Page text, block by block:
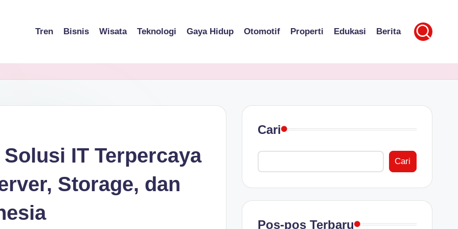
Tren Bisnis Wisata Teknologi Gaya Hidup Otomotif Properti Edukasi Berita
IT Terpercaya
Storage, dan
Cari
Cari
Pos-pos Terbaru